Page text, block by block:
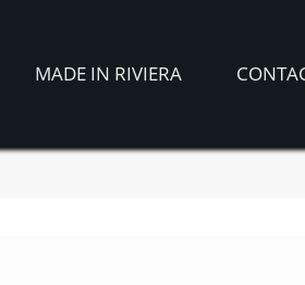
MADE IN RIVIERA